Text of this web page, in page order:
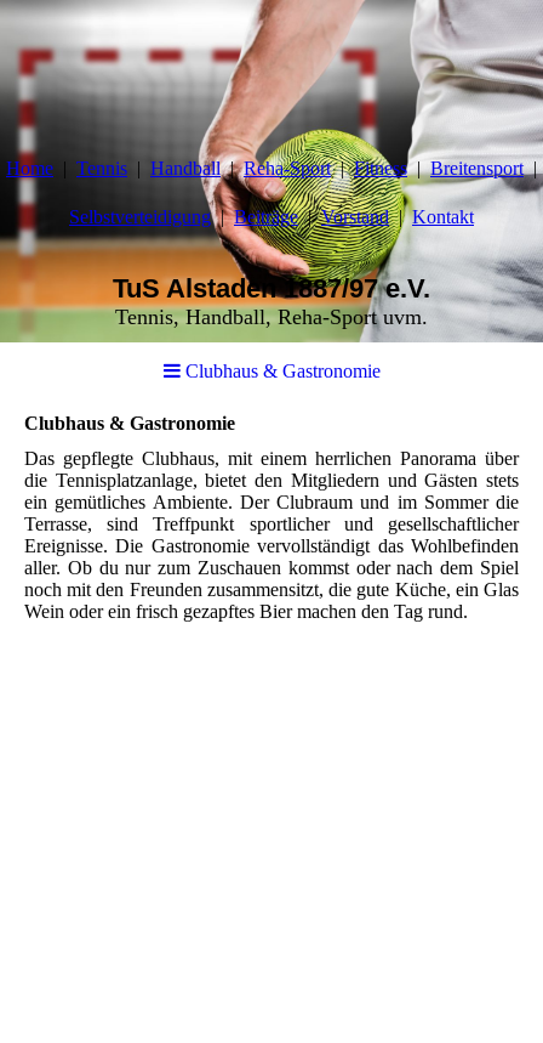
Home Tennis Handball Reha-Sport Fitness Breitensport
Selbstverteidigung Beiträge Vorstand Kontakt
TuS Alstaden 1887/97 e.V.
Tennis, Handball, Reha-Sport uvm.
Clubhaus & Gastronomie
Clubhaus & Gastronomie
Das gepflegte Clubhaus, mit einem herrlichen Panorama über
die Tennisplatzanlage, bietet den Mitgliedern und Gästen stets
ein gemütliches Ambiente. Der Clubraum und im Sommer die
Terrasse, sind Treffpunkt sportlicher und gesellschaftlicher
Ereignisse. Die Gastronomie vervollständigt das Wohlbefinden
aller. Ob du nur zum Zuschauen kommst oder nach dem Spiel
noch mit den Freunden zusammensitzt, die gute Küche, ein Glas
Wein oder ein frisch gezapftes Bier machen den Tag rund.